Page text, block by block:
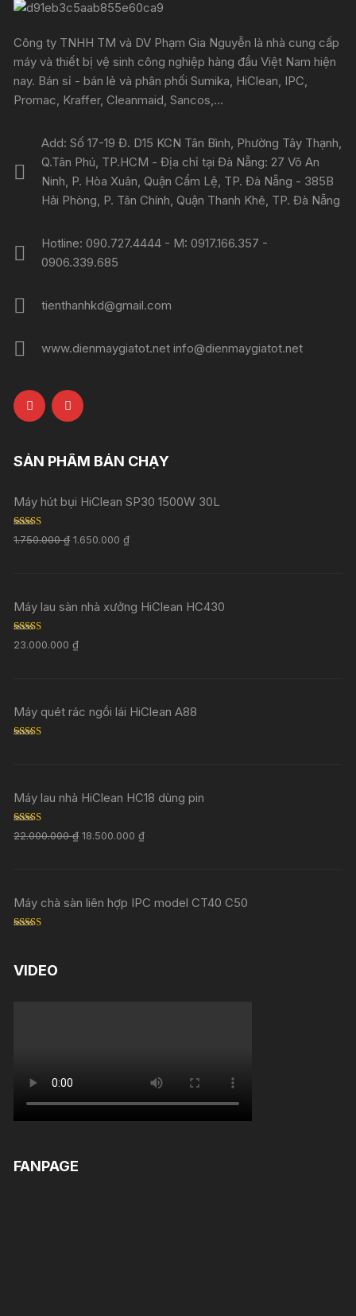
Công ty TNHH TM và DV Phạm Gia Nguyễn là nhà cung cấp
máy và thiết bị vệ sinh công nghiệp hàng đầu Việt Nam hiện
nay. Bán sỉ - bán lẻ và phân phối Sumika, HiClean, IPC,
Promac, Kraffer, Cleanmaid, Sancos,...
Add: Số 17-19 Đ. D15 KCN Tân Bình, Phường Tây Thạnh,
Q.Tân Phú, TP.HCM - Địa chỉ tại Đà Nẵng: 27 Võ An
Ninh, P. Hòa Xuân, Quận Cẩm Lệ, TP. Đà Nẵng - 385B
Hải Phòng, P. Tân Chính, Quận Thanh Khê, TP. Đà Nẵng
Hotline: 090.727.4444 - M: 0917.166.357 -
0906.339.685
tienthanhkd@gmail.com
www.dienmaygiatot.net info@dienmaygiatot.net
SẢN PHẨM BÁN CHẠY
Máy hút bụi HiClean SP30 1500W 30L
Rated 5.00
out of 5
1.750.000₫ 1.650.000₫
Máy lau sàn nhà xưởng HiClean HC430
Rated5.00
out of 5
23.000.000₫
Máy quét rác ngồi lái HiClean A88
Máy lau nhà HiClean HC18 dùng pin
Rated5.00
out of 5
22.000.000₫ 18.500.000₫
Máy chà sàn liên hợp IPC model CT40 C50
VIDEO
FANPAGE